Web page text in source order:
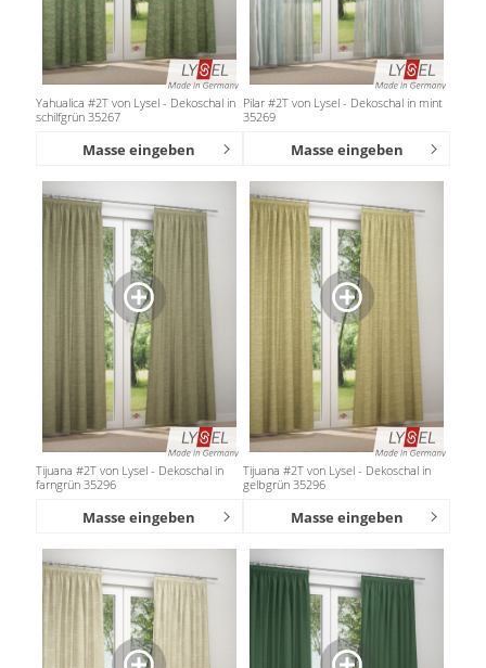
Yahualica #2T von Lysel - Dekoschal in
schilfgrün 35267
Masse eingeben
Pilar #2T von Lysel - Dekoschal in mint
35269
Masse eingeben
Tijuana #2T von Lysel - Dekoschal in
farngrün 35296
Masse eingeben
Tijuana #2T von Lysel - Dekoschal in
gelbgrün 35296
Masse eingeben